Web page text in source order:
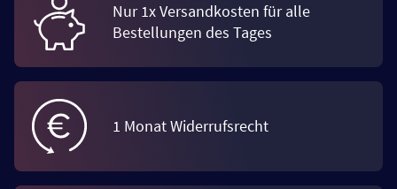
Nur 1x Versandkosten für alle
Bestellungen des Tages
1 Monat Widerrufsrecht